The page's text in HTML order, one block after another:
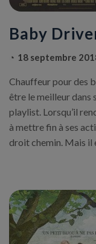
Baby
18 septembre
Chauffeur pour des
être le meilleur dans
playlist. Lorsqu’il
à mettre fin à ses
droit chemin. Mais